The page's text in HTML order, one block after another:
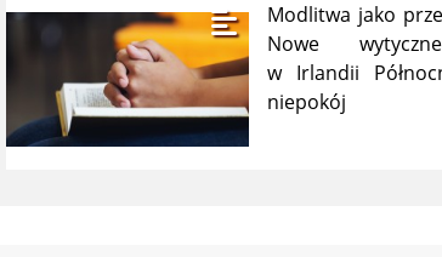
Modlitwa jako
Nowe
w Irlandii
niepokój